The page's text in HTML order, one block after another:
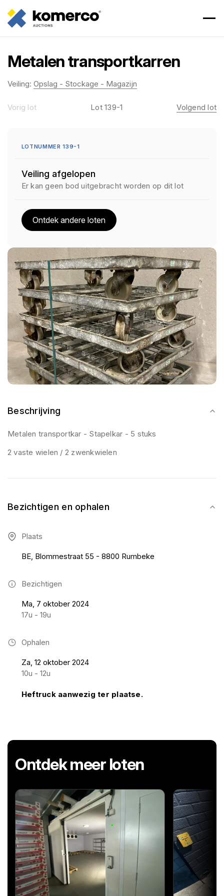
Metalen transportkarren
Veiling: Opslag - Stockage - Magazijn
Beschrijving
Metalen transportkar - Stapelkar - 5 stuks
2 vaste wielen / 2 zwenkwielen
Bezichtigen en ophalen
Plaats
BE, Blommestraat 55 - 8800 Rumbeke
Bezichtigen
Ma, 7 oktober 2024
17u - 19u
Ophalen
Za, 12 oktober 2024
10u - 12u
Heftruck aanwezig ter plaatse.
Vorig lot Lot 139-1 Volgend lot
LOTNUMMER 139-1
Veiling afgelopen
Er kan geen bod uitgebracht worden op dit lot
Ontdek andere loten
Ontdek meer loten